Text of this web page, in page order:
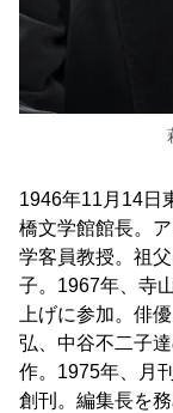
1946年11月14日
橋文学館館長。
学客員教授。祖
子。1967年、寺
上げに参加。俳
弘、中谷不二子
作。1975年、月
創刊。編集長を